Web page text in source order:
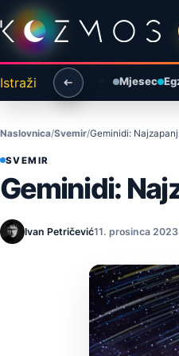
Preskoči na sadržaj
Istraži Mjesec
Naslovnica Svemir Geminidi:
SVEMIR
Geminidi:
Ivan Petričević11. prosinca